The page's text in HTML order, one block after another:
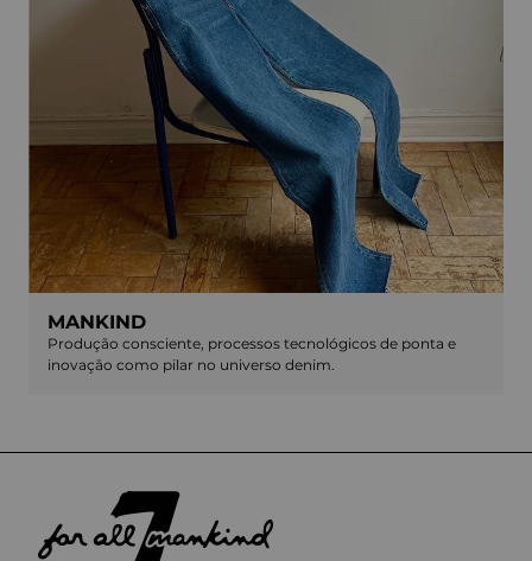
MANKIND
Produção consciente, processos tecnológicos de ponta e
inovação como pilar no universo denim.